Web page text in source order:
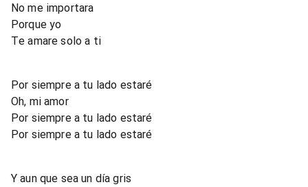
No me importara
Porque yo
Te amare solo a ti
Por siempre a tu lado estaré
Oh, mi amor
Por siempre a tu lado estaré
Por siempre a tu lado estaré
Y aun que sea un día gris